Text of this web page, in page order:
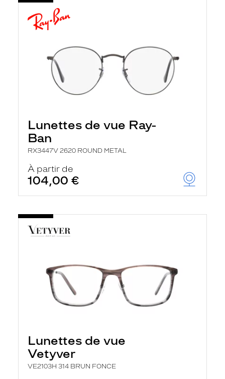
Lunettes de vue Ray-
Ban
RX3447V 2620 ROUND METAL
À partir de
104,00 €
Lunettes de vue
Vetyver
VE2103H 314 BRUN FONCE